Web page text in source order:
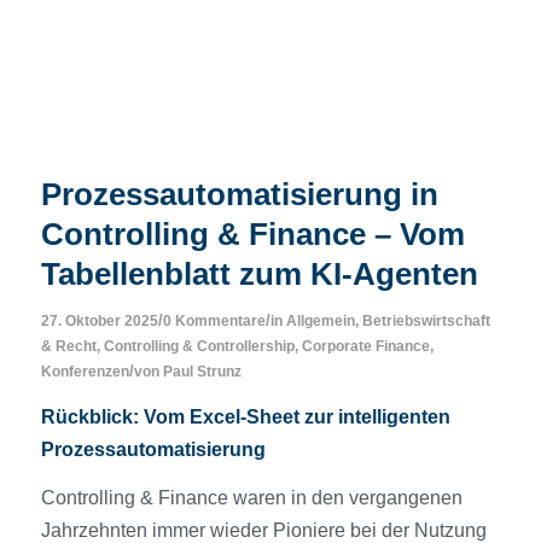
Prozessautomatisierung in
Controlling & Finance – Vom
Tabellenblatt zum KI-Agenten
27. Oktober 2025/0 Kommentare/in Allgemein, Betriebswirtschaft
& Recht, Controlling & Controllership, Corporate Finance,
Konferenzen/von Paul Strunz
Rückblick: Vom Excel-Sheet zur intelligenten
Prozessautomatisierung
Controlling & Finance waren in den vergangenen
Jahrzehnten immer wieder Pioniere bei der Nutzung